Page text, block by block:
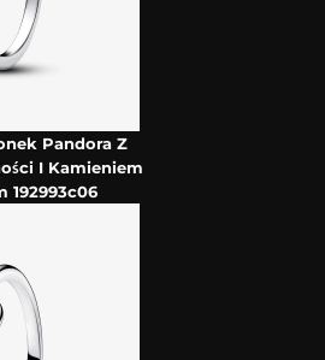
Pandora Z
I Kamieniem
192993c06